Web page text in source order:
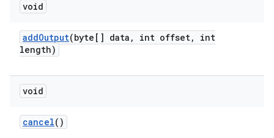
void
addOutput(byte[] data , int offset,
int
length)
void
cancel()